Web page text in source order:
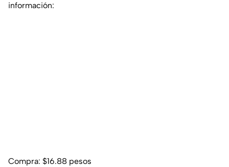
información:
Compra: $16.88 pesos